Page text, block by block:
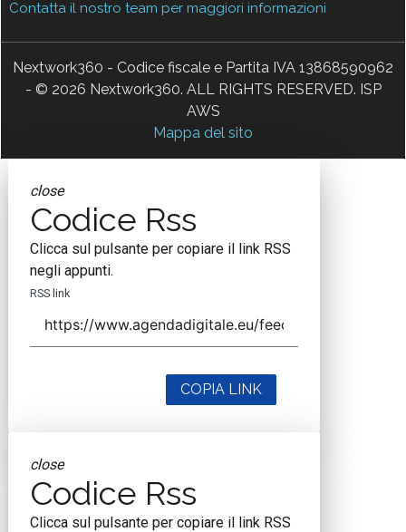
Contatta il nostro team per maggiori informazioni
Nextwork360 - Codice fiscale e Partita IVA 13868590962
- © 2026 Nextwork360. ALL RIGHTS RESERVED. ISP
AWS
Mappa del sito
close
Codice Rss
Clicca sul pulsante per copiare il link RSS
negli appunti.
RSS link
COPIA LINK
close
Codice Rss
Clicca sul pulsante per copiare il link RSS